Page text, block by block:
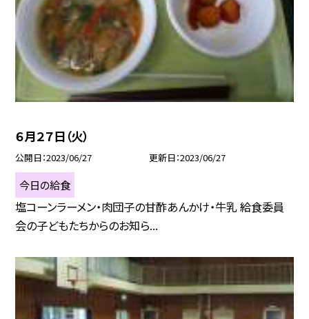
６月２７日（火）
公開日 2023/06/27 更新日 2023/06/27
今日の給食
塩コーンラーメン・肉団子の甘酢あんかけ・牛乳 給食委員
会の子どもたちからのお知ら...